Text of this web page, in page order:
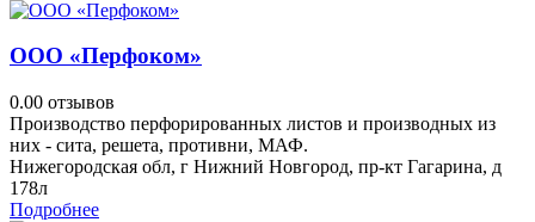
ООО «Перфоком»
0.00 отзывов
Производство перфорированных листов и производных из
них - сита, решета, противни, МАФ.
Нижегородская обл, г Нижний Новгород, пр-кт Гагарина, д
178л
Подробнее